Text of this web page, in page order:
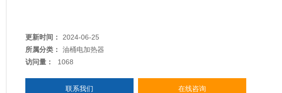
更新时间：
2024-06-25
所属分类：
油桶电加热器
访问量：
1068
联系我们 在线咨询